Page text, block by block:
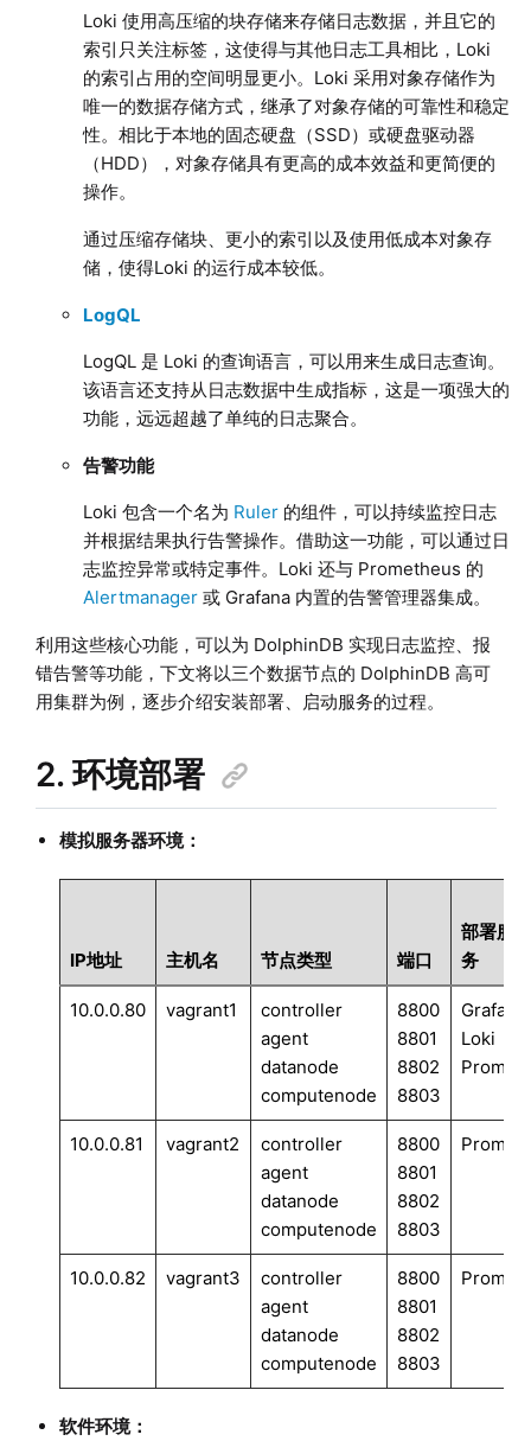
Loki 使用高压缩的块存储来存储日志数据，并且它的
索引只关注标签，这使得与其他日志工具相比，Loki
的索引占用的空间明显更小。Loki 采用对象存储作为
唯一的数据存储方式，继承了对象存储的可靠性和稳定
性。相比于本地的固态硬盘（SSD）或硬盘驱动器
（HDD），对象存储具有更高的成本效益和更简便的
操作。
通过压缩存储块、更小的索引以及使用低成本对象存
储，使得Loki 的运行成本较低。
LogQL
LogQL 是 Loki 的查询语言，可以用来生成日志查询。
该语言还支持从日志数据中生成指标，这是一项强大的
功能，远远超越了单纯的日志聚合。
告警功能
Loki 包含一个名为 Ruler的组件，可以持续监控日志
并根据结果执行告警操作。借助这一功能，可以通过日
志监控异常或特定事件。Loki 还与 Prometheus 的
Alertmanager或 Grafana 内置的告警管理器集成。
利用这些核心功能，可以为 DolphinDB 实现日志监控、报
错告警等功能，下文将以三个数据节点的 DolphinDB 高可
用集群为例，逐步介绍安装部署、启动服务的过程。
2. 环境部署
模拟服务器环境：
IP地址 主机名 节点类型 端口
部署服
务
10.0.0.80 vagrant1
controller
agent
datanode
computenode
8800
8801
8802
8803
Grafana
Loki
Promtail
10.0.0.81 vagrant2
controller
agent
datanode
computenode
8800
8801
8802
8803
Promtail
10.0.0.82 vagrant3
controller
agent
datanode
computenode
8800
8801
8802
8803
Promtail
软件环境：